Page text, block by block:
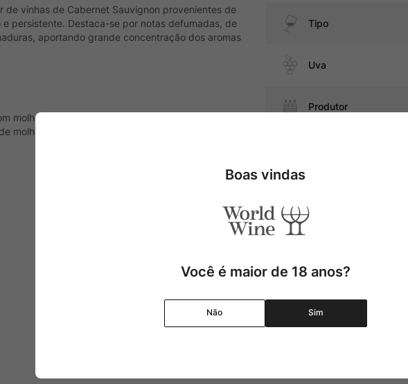
de vinhas de Cabernet Sauvignon provenientes de
persistente. Destaca-se por notas defumadas, de
aportando grande concentração dos aromas
molhos de média intensidade, churrasco, carnes de
molhos ricos, além de queijos maduros
Tipo
Uva
Produtor
Graduação Alcóolica
Amadurecimento
Boas vindas
Você é maior de 18 anos?
Não Sim